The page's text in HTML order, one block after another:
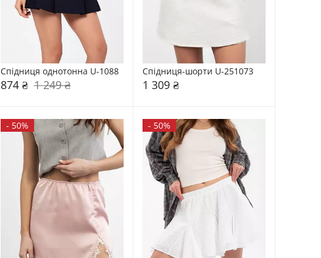
Спідниця однотонна U-1088
874 ₴ 1 249 ₴
Спідниця-шорти U-251073
1 309 ₴
- 50% - 50%